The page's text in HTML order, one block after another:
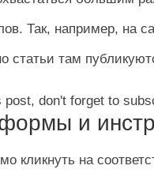
Так, например, на
статьи там
don't forget to
и
кликнуть на